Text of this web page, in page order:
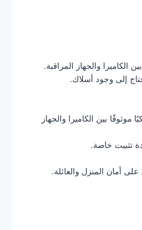
والجهاز المراقبة.
إلى وجود أسلاك.
موثوقًا بين الكاميرا والجهاز
تثبيت خاصة.
أمان المنزل والعائلة.